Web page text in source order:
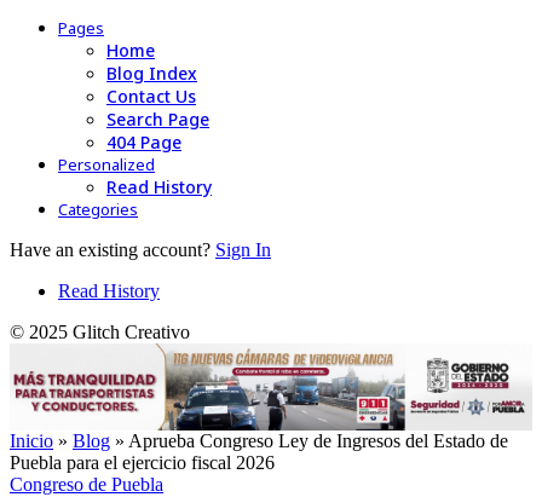
Pages
Home
Blog Index
Contact Us
Search Page
404 Page
Personalized
Read History
Categories
Have an existing account? Sign In
Read History
© 2025 Glitch Creativo
Inicio » Blog » Aprueba Congreso Ley de Ingresos del Estado de
Puebla para el ejercicio fiscal 2026
Congreso de Puebla